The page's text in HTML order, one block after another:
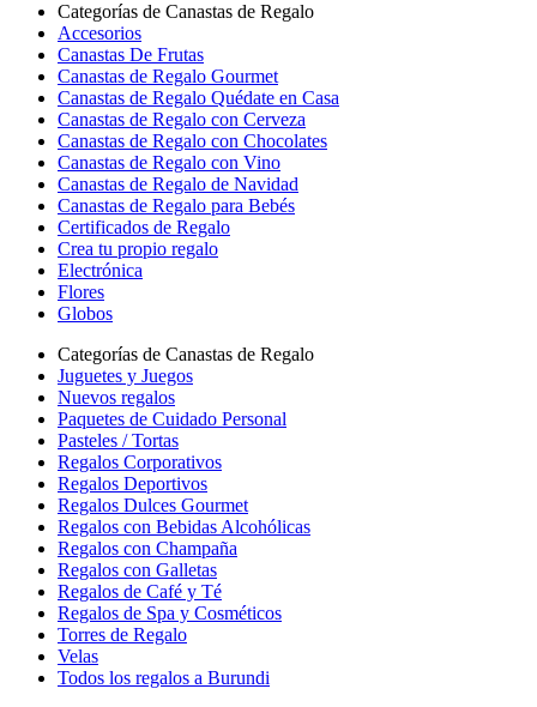
Categorías de Canastas de Regalo
Accesorios
Canastas De Frutas
Canastas de Regalo Gourmet
Canastas de Regalo Quédate en Casa
Canastas de Regalo con Cerveza
Canastas de Regalo con Chocolates
Canastas de Regalo con Vino
Canastas de Regalo de Navidad
Canastas de Regalo para Bebés
Certificados de Regalo
Crea tu propio regalo
Electrónica
Flores
Globos
Categorías de Canastas de Regalo
Juguetes y Juegos
Nuevos regalos
Paquetes de Cuidado Personal
Pasteles / Tortas
Regalos Corporativos
Regalos Deportivos
Regalos Dulces Gourmet
Regalos con Bebidas Alcohólicas
Regalos con Champaña
Regalos con Galletas
Regalos de Café y Té
Regalos de Spa y Cosméticos
Torres de Regalo
Velas
Todos los regalos a Burundi